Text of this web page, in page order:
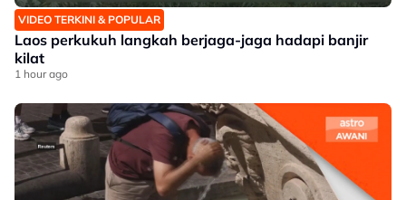
VIDEO TERKINI & POPULAR
Laos perkukuh langkah berjaga-jaga hadapi banjir
kilat
1 hour ago